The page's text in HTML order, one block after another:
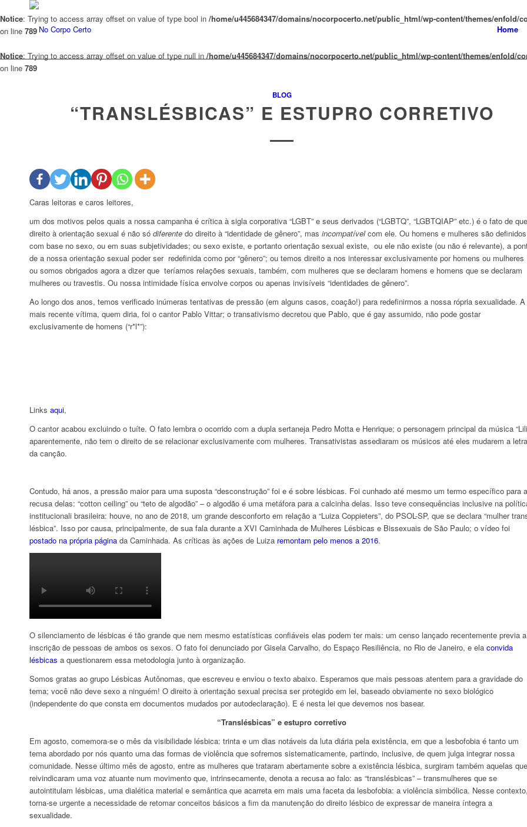
Notice: Trying to access array offset on value of type bool in /home/u445684347/domains/nocorpocerto.net/public_html/wp-content/themes/
on line 789
Notice: Trying to access array offset on value of type null in /home/u445684347/domains/nocorpocerto.net/public_html/wp-content/themes/enfold/
on line 789
Home
BLOG
“TRANSLÉSBICAS” E ESTUPRO CORRETIVO
Caras leitoras e caros leitores,
um dos motivos pelos quais a nossa campanha é crítica à sigla corporativa “LGBT” e seus derivados (“LGBTQ”, “LGBTQIAP” etc.) é o fato de
direito à orientação sexual é não só diferente do direito à “identidade de gênero”, mas incompatívelcom ele. Ou homens e mulheres são definidos
com base no sexo, ou em suas subjetividades; ou sexo existe, e portanto orientação sexual existe, ou ele não existe (ou não é relevante), a
de a nossa orientação sexual poder ser redefinida como por “gênero”; ou temos direito a nos interessar exclusivamente por homens ou mulheres
ou somos obrigados agora a dizer que teríamos relações sexuais, também, com mulheres que se declaram homens e homens que se declaram
mulheres ou travestis. Ou nossa intimidade física envolve corpos ou apenas invisíveis “identidades de gênero”.
Ao longo dos anos, temos verificado inúmeras tentativas de pressão (em alguns casos, coação!) para redefinirmos a nossa rópria sexualidade. A
mais recente vítima, quem diria, foi o cantor Pablo Vittar; o transativismo decretou que Pablo, que é gay assumido, não pode gostar
exclusivamente de homens (“r*l*”):
Links aqui,
O cantor acabou excluindo o tuíte. O fato lembra o ocorrido com a dupla sertaneja Pedro Motta e Henrique; o personagem principal da música
aparentemente, não tem o direito de se relacionar exclusivamente com mulheres. Transativistas assediaram os músicos até eles mudarem a letra
da canção.
Contudo, há anos, a pressão maior para uma suposta “desconstrução” foi e é sobre lésbicas. Foi cunhado até mesmo um termo específico para a
recusa delas: “cotton ceiling” ou “teto de algodão” – o algodão é uma metáfora para a calcinha delas. Isso teve consequências inclusive na
institucionali brasileira: houve, no ano de 2018, um grande desconforto em relação a “Luiza Coppieters”, do PSOL-SP, que se declara “mulher
lésbica”. Isso por causa, principalmente, de sua fala durante a XVI Caminhada de Mulheres Lésbicas e Bissexuais de São Paulo; o vídeo foi
postado na própria página da Caminhada. As críticas às ações de Luiza remontam pelo menos a 2016.
O silenciamento de lésbicas é tão grande que nem mesmo estatísticas confiáveis elas podem ter mais: um censo lançado recentemente previa a
inscrição de pessoas de ambos os sexos. O fato foi denunciado por Gisela Carvalho, do Espaço Resiliência, no Rio de Janeiro, e ela convida
lésbicas a questionarem essa metodologia junto à organização.
Somos gratas ao grupo Lésbicas Autônomas, que escreveu e enviou o texto abaixo. Esperamos que mais pessoas atentem para a gravidade do
tema; você não deve sexo a ninguém! O direito à orientação sexual precisa ser protegido em lei, baseado obviamente no sexo biológico
(independente do que consta em documentos mudados por autodeclaração). E é nesta lei que devemos nos basear.
“Translésbicas” e estupro corretivo
Em agosto, comemora-se o mês da visibilidade lésbica: trinta e um dias notáveis da luta diária pela existência, em que a lesbofobia é tanto um
tema abordado por nós quanto uma das formas de violência que sofremos sistematicamente, partindo, inclusive, de quem julga integrar nossa
comunidade. Nesse último mês de agosto, entre as mulheres que trataram abertamente sobre a existência lésbica, surgiram também aquelas que
reivindicaram uma voz atuante num movimento que, intrinsecamente, denota a recusa ao falo: as “translésbicas” – transmulheres que se
autointitulam lésbicas, uma dialética material e semântica que acarreta em mais uma faceta da lesbofobia: a violência simbólica. Nesse contexto,
torna-se urgente a necessidade de retomar conceitos básicos a fim da manutenção do direito lésbico de expressar de maneira íntegra a
sexualidade.